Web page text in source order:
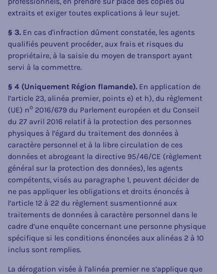
extraits et exiger toutes explications à leur sujet.
§ 3. En cas d'infraction dûment constatée, les agents
qualifiés peuvent procéder, aux frais et risques du
propriétaire, à la saisie du moyen de transport ayant
servi à la commettre.
§ 4 (Uniquement Région flamande). En application de
l’article 23, alinéa premier, points e) et h), du règlement
(UE) no 2016/679 du Parlement européen et du Conseil
du 27 avril 2016 relatif à la protection des personnes
physiques à l’égard du traitement des données à
caractère personnel et à la libre circulation de ces
données et abrogeant la directive 95/46/CE (règlement
général sur la protection des données), les agents
compétents, visés au paragraphe 1, peuvent décider de
ne pas appliquer les obligations et droits énoncés à
l’article 12 à 22 du règlement susmentionné aux
traitements de données à caractère personnel dans le
cadre d’une enquête concernant une personne physique
spécifique si les conditions énoncées aux alinéas 2 à 10
inclus sont remplies.
La dérogation visée à l’alinéa premier ne s’applique que